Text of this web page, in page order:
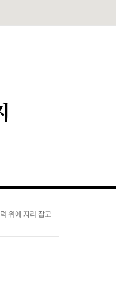
위에 자리 잡고